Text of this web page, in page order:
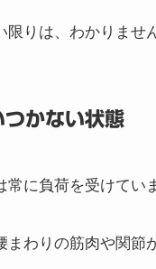
りは、わかりませ
かない状態
に負荷を受けてい
わりの筋肉や関節